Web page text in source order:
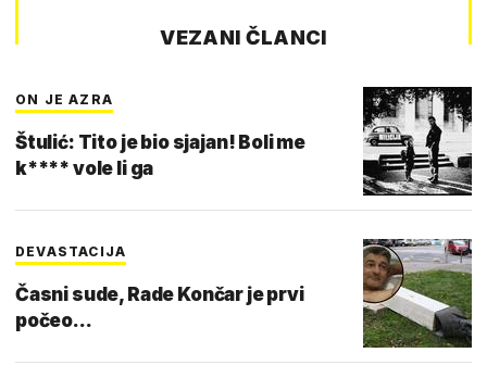
VEZANI ČLANCI
ON JE AZRA
Štulić: Tito je bio sjajan! Boli me
k**** vole li ga
DEVASTACIJA
Časni sude, Rade Končar je prvi
počeo...